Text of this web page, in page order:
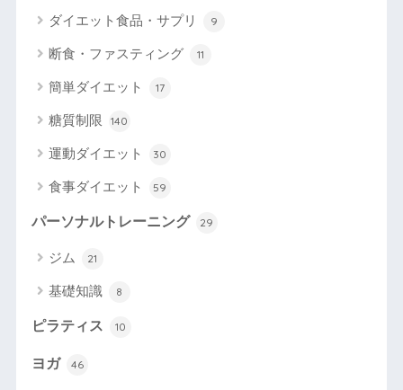
ダイエット食品・サプリ 9
断食・ファスティング 11
簡単ダイエット 17
糖質制限 140
運動ダイエット 30
食事ダイエット 59
パーソナルトレーニング 29
ジム 21
基礎知識 8
ピラティス 10
ヨガ 46